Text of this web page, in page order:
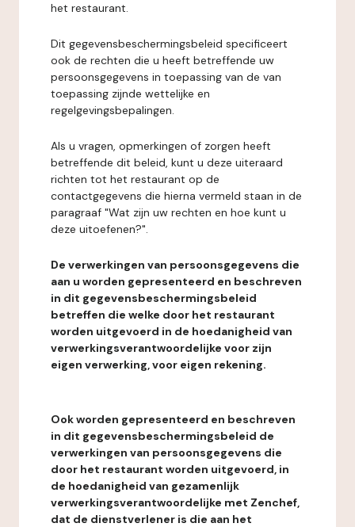
het restaurant.
Dit gegevensbeschermingsbeleid specificeert
ook de rechten die u heeft betreffende uw
persoonsgegevens in toepassing van de van
toepassing zijnde wettelijke en
regelgevingsbepalingen.
Als u vragen, opmerkingen of zorgen heeft
betreffende dit beleid, kunt u deze uiteraard
richten tot het restaurant op de
contactgegevens die hierna vermeld staan in de
paragraaf "Wat zijn uw rechten en hoe kunt u
deze uitoefenen?".
De verwerkingen van persoonsgegevens die
aan u worden gepresenteerd en beschreven
in dit gegevensbeschermingsbeleid
betreffen die welke door het restaurant
worden uitgevoerd in de hoedanigheid van
verwerkingsverantwoordelijke voor zijn
eigen verwerking, voor eigen rekening.
Ook worden gepresenteerd en beschreven
in dit gegevensbeschermingsbeleid de
verwerkingen van persoonsgegevens die
door het restaurant worden uitgevoerd, in
de hoedanigheid van gezamenlijk
verwerkingsverantwoordelijke met Zenchef,
dat de dienstverlener is die aan het